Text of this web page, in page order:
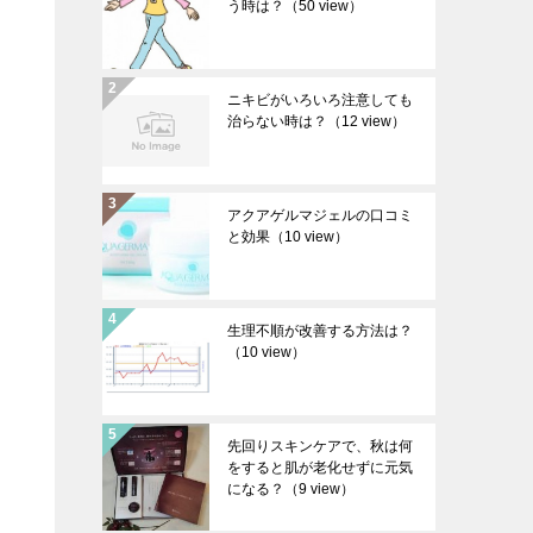
う時は？ （50 view）
ニキビがいろいろ注意しても
治らない時は？
（12 view）
アクアゲルマジェルの口コミ
と効果 （10 view）
生理不順が改善する方法は？
（10 view）
先回りスキンケアで、秋は何
をすると肌が老化せずに元気
になる？
（9 view）